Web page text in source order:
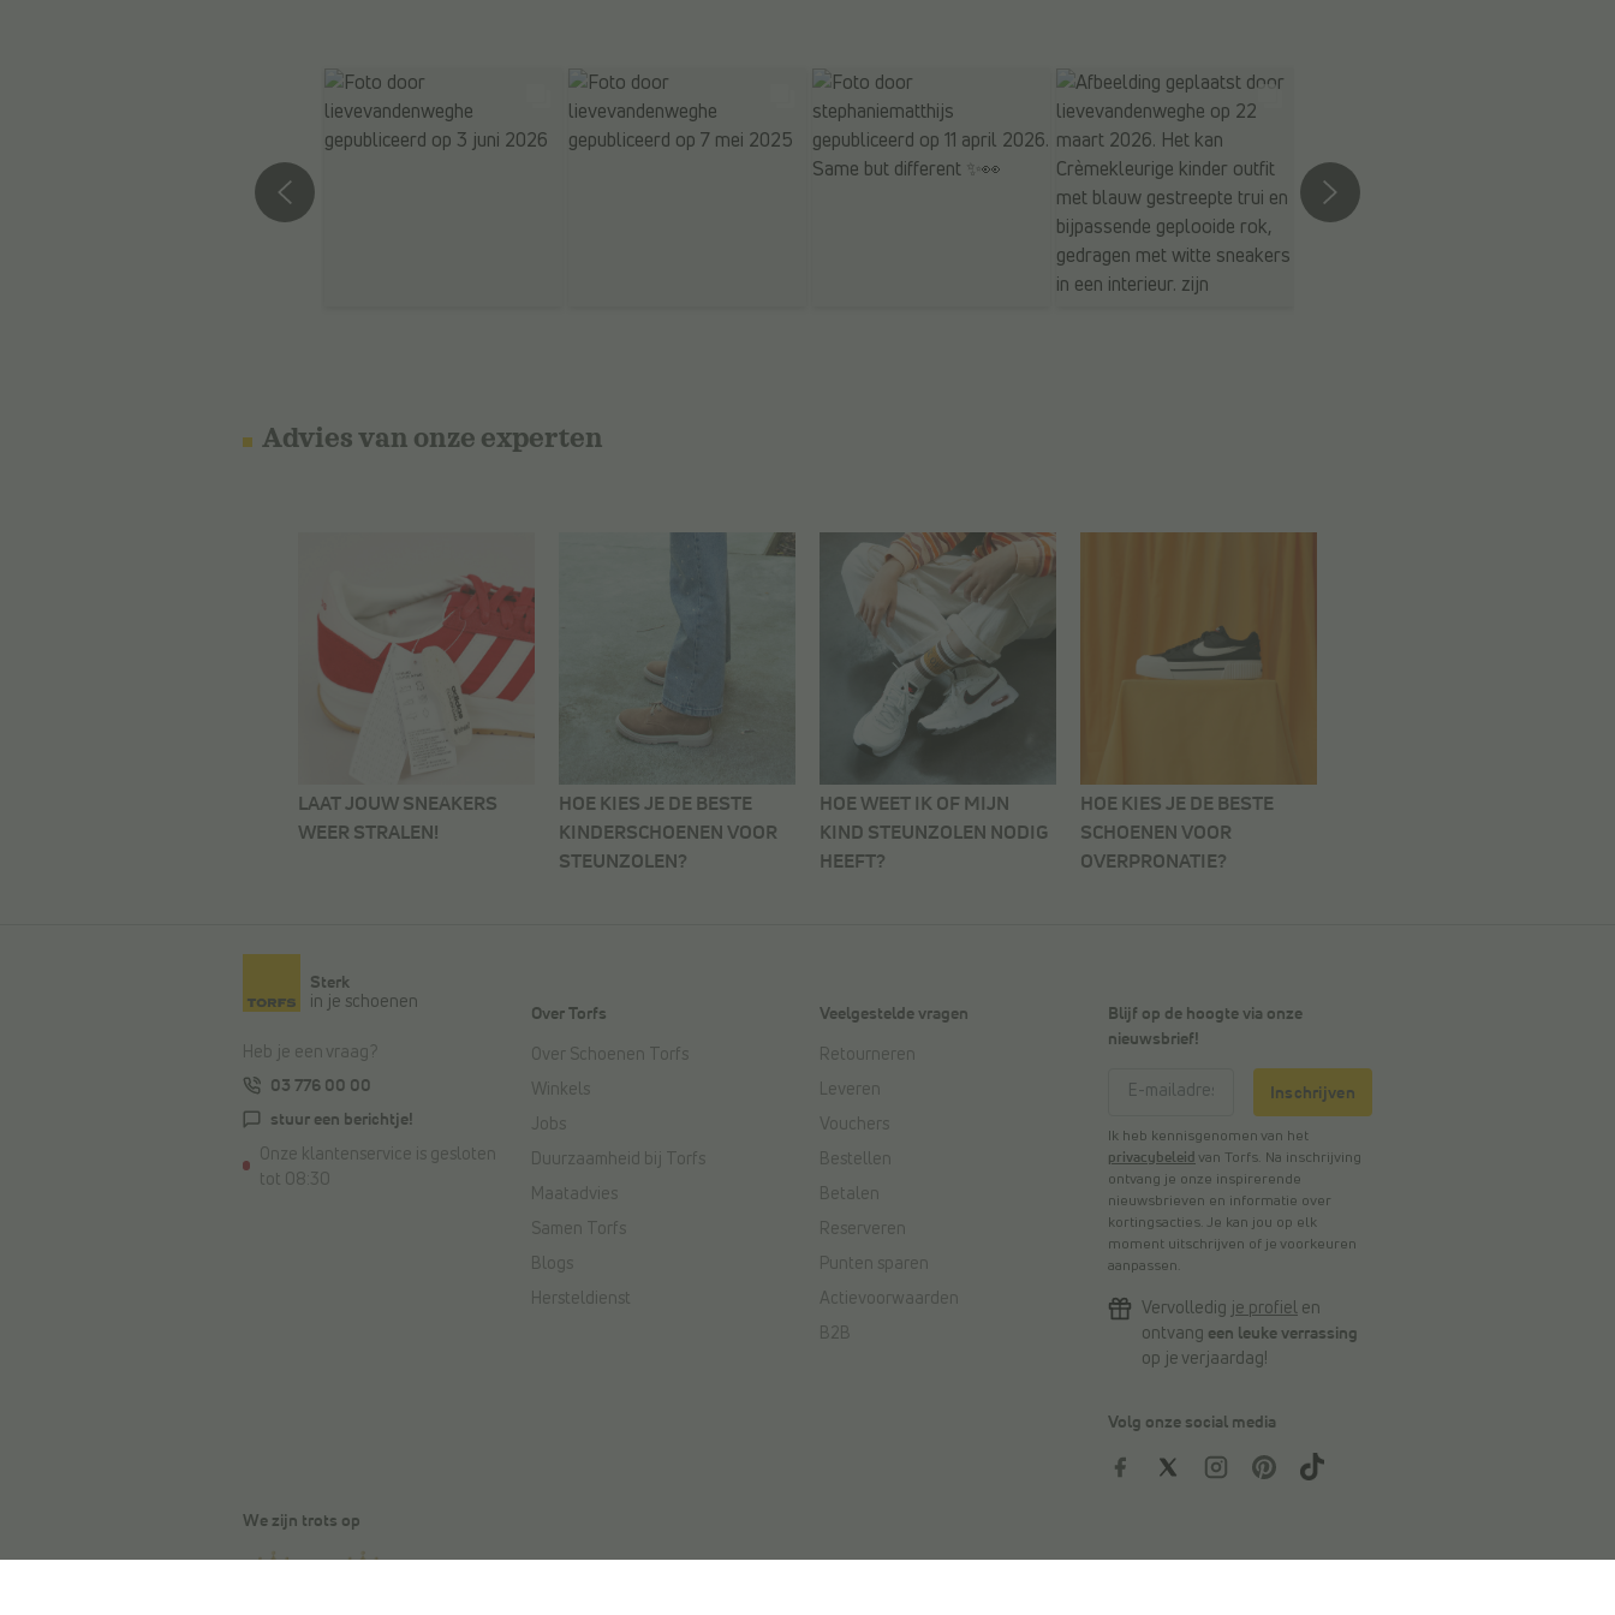
Advies van onze experten
LAAT JOUW SNEAKERS
WEER STRALEN!
HOE KIES JE DE BESTE
KINDERSCHOENEN VOOR
STEUNZOLEN?
HOE WEET IK OF MIJN
KIND STEUNZOLEN NODIG
HEEFT?
HOE KIES JE DE BESTE
SCHOENEN VOOR
OVERPRONATIE?
Sterk
in je schoenen
Heb je een vraag?
03 776 00 00
stuur een berichtje!
Onze klantenservice is gesloten
tot 08:30
Over Torfs
Over Schoenen Torfs
Winkels
Jobs
Duurzaamheid bij Torfs
Maatadvies
Samen Torfs
Blogs
Hersteldienst
Veelgestelde vragen
Retourneren
Leveren
Vouchers
Bestellen
Betalen
Reserveren
Punten sparen
Actievoorwaarden
B2B
Blijf op de hoogte via onze
nieuwsbrief!
Inschrijven
Ik heb kennisgenomen van het
privacybeleid van Torfs. Na inschrijving
ontvang je onze inspirerende
nieuwsbrieven en informatie over
kortingsacties. Je kan jou op elk
moment uitschrijven of je voorkeuren
aanpassen.
Vervolledig je profiel en
ontvang een leuke verrassing
op je verjaardag!
Volg onze social media
We zijn trots op